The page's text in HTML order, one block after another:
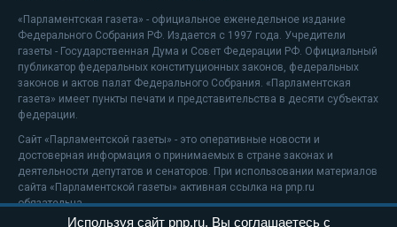
«Парламентская газета» - официальное еженедельное издание
Федерального Собрания РФ. Издается с 1997 года. Учредители
газеты - Государственная Дума и Совет Федерации РФ. Официальный
публикатор федеральных конституционных законов, федеральных
законов и актов палат Федерального Собрания. «Парламентская
газета» имеет пункты печати и представительства в десяти субъектах
федерации.
Сайт «Парламентской газеты» - это оперативные новости и
достоверная информация о принимаемых в стране законах и
деятельности депутатов и сенаторов. При использовании материалов
сайта «Парламентской газеты» активная ссылка на pnp.ru
обязательна.
Используя сайт pnp.ru, Вы соглашаетесь с